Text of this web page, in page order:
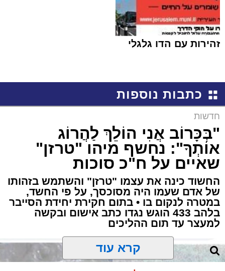
זהירות עם הדו גלגלי
כתבות נוספות
חדשות
"בְּכָּרוֹב אֲנִי הוֹלֵךְ לַהֲרוֹג
אוֹתְךָ": נחשף מיהו "טרזן"
שאיים על ח"כ סוכות
החשוד כינה את עצמו "טרזן" והשתמש בזהותו
של אדם שעמו היה מסוכסך, על פי החשד,
במטרה לנקום בו • בתום חקירת יחידת הסייבר
בלהב 433 הוגש נגדו כתב אישום ובקשה
למעצר עד תום ההליכים
קרא עוד